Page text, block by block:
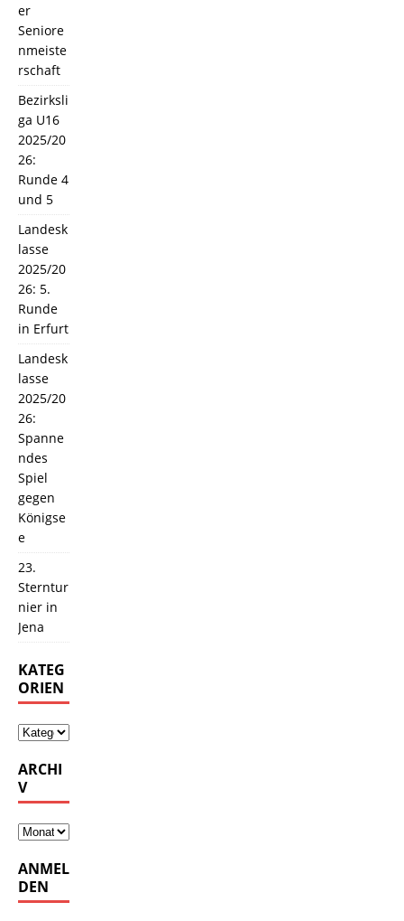
er
Seniore
nmeiste
rschaft
Bezirksli
ga U16
2025/20
26:
Runde 4
und 5
Landesk
lasse
2025/20
26: 5.
Runde
in Erfurt
Landesk
lasse
2025/20
26:
Spanne
ndes
Spiel
gegen
Königse
e
23.
Sterntur
nier in
Jena
KATEG
ORIEN
ARCHI
V
ANMEL
DEN